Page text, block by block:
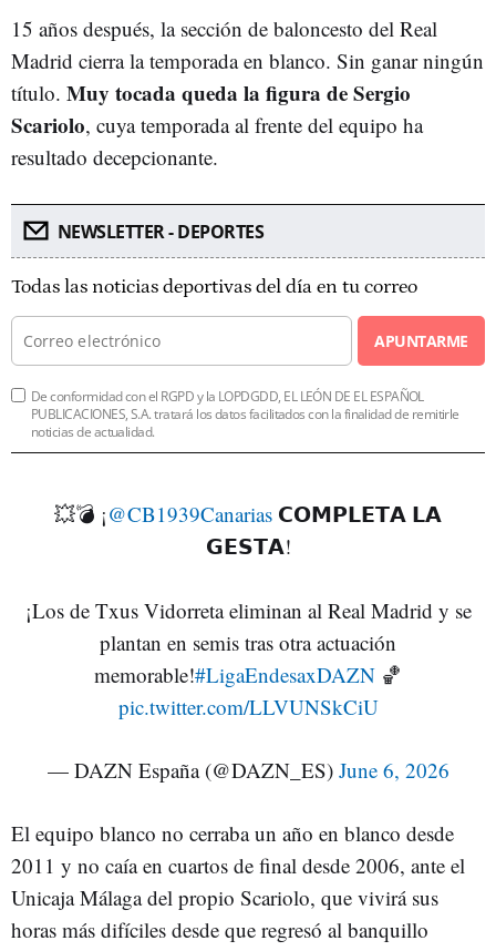
15 años después, la sección de baloncesto del Real
Madrid cierra la temporada en blanco. Sin ganar ningún
título. Muy tocada queda la figura de Sergio
Scariolo, cuya temporada al frente del equipo ha
resultado decepcionante.
NEWSLETTER - DEPORTES
Todas las noticias deportivas del día en tu correo
APUNTARME
De conformidad con el RGPD y la LOPDGDD, EL LEÓN DE EL ESPAÑOL
PUBLICACIONES, S.A. tratará los datos facilitados con la finalidad de remitirle
noticias de actualidad.
💥💣 ¡@CB1939Canarias 𝗖𝗢𝗠𝗣𝗟𝗘𝗧𝗔 𝗟𝗔
𝗚𝗘𝗦𝗧𝗔!
¡Los de Txus Vidorreta eliminan al Real Madrid y se
plantan en semis tras otra actuación
memorable!#LigaEndesaxDAZN 🏀
pic.twitter.com/LLVUNSkCiU
— DAZN España (@DAZN_ES) June 6, 2026
El equipo blanco no cerraba un año en blanco desde
2011 y no caía en cuartos de final desde 2006, ante el
Unicaja Málaga del propio Scariolo, que vivirá sus
horas más difíciles desde que regresó al banquillo